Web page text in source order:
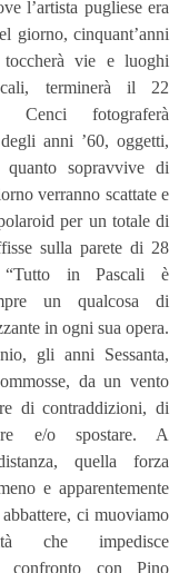
l’artista pugliese era
giorno, cinquant’anni
vie e luoghi
terminerà il 22
Cenci fotograferà
anni ’60, oggetti,
quanto sopravvive di
verranno scattate e
per un totale di
sulla parete di 28
in Pascali è
un qualcosa di
in ogni sua opera.
gli anni Sessanta,
da un vento
di contraddizioni, di
e/o spostare. A
quella forza
e apparentemente
ci muoviamo
che impedisce
confronto con Pino